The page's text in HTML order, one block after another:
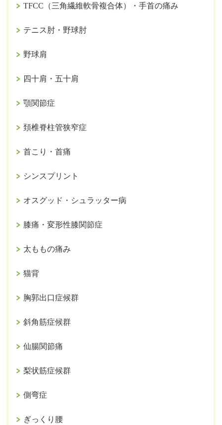
TFCC（三角繊維軟骨複合体）・手首の痛み
テニス肘・野球肘
野球肩
四十肩・五十肩
顎関節症
頚椎脊柱管狭窄症
首こり・首痛
シンスプリント
オスグッド・シュラッター病
膝痛・変形性膝関節症
太ももの痛み
猫背
胸郭出口症候群
斜角筋症候群
仙腸関節痛
梨状筋症候群
側弯症
ぎっくり腰